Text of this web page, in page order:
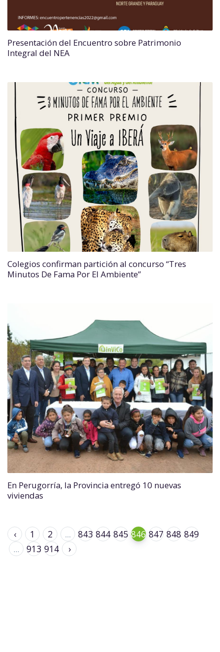
Presentación del Encuentro sobre Patrimonio
Integral del NEA
Colegios confirman partición al concurso “Tres
Minutos De Fama Por El Ambiente”
En Perugorría, la Provincia entregó 10 nuevas
viviendas
‹ 1 2 ... 843 844 845 846 847 848 849
...
913 914 ›